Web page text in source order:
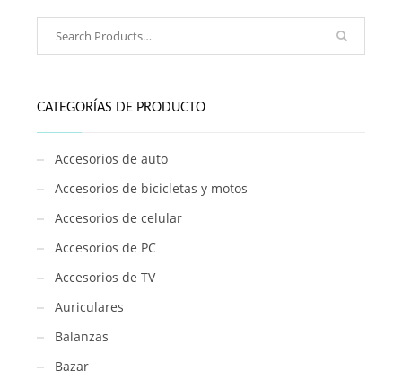
silicona
222CATEGORÍAS DE PRODUCTO
Accesorios de auto
Accesorios de bicicletas y motos
Accesorios de celular
Accesorios de PC
Accesorios de TV
Auriculares
Balanzas
Bazar